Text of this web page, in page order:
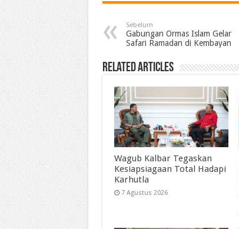
Sebelum
Gabungan Ormas Islam Gelar
Safari Ramadan di Kembayan
Related Articles
Wagub Kalbar Tegaskan
Kesiapsiagaan Total Hadapi
Karhutla
7 Agustus 2026